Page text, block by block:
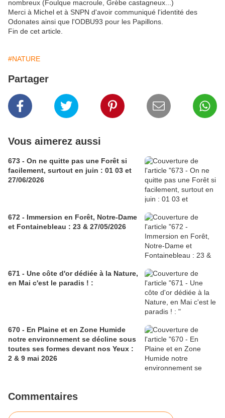
nombreux (Foulque macroule, Grèbe castagneux...)
Merci à Michel et à SNPN d'avoir communiqué l'identité des
Odonates ainsi que l'ODBU93 pour les Papillons.
Fin de cet article.
#NATURE
Partager
Vous aimerez aussi
673 - On ne quitte pas une Forêt si
facilement, surtout en juin : 01 03 et
27/06/2026
672 - Immersion en Forêt, Notre-Dame
et Fontainebleau : 23 & 27/05/2026
671 - Une côte d'or dédiée à la Nature,
en Mai c'est le paradis ! :
670 - En Plaine et en Zone Humide
notre environnement se décline sous
toutes ses formes devant nos Yeux :
2 & 9 mai 2026
Commentaires